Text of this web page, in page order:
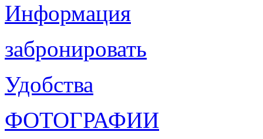
Информация
забронировать
Удобства
ФОТОГРАФИИ